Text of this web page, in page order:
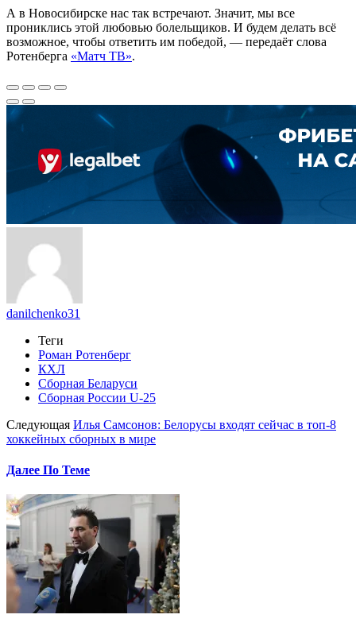
А в Новосибирске нас так встречают. Значит, мы все
прониклись этой любовью болельщиков. И будем делать всё
возможное, чтобы ответить им победой, — передаёт слова
Ротенберга «Матч ТВ».
danilchenko31
Теги
Роман Ротенберг
КХЛ
Сборная Беларуси
Сборная России U-25
Следующая Илья Самсонов: Белорусы входят сейчас в топ-8
хоккейных сборных в мире
Далее По Теме